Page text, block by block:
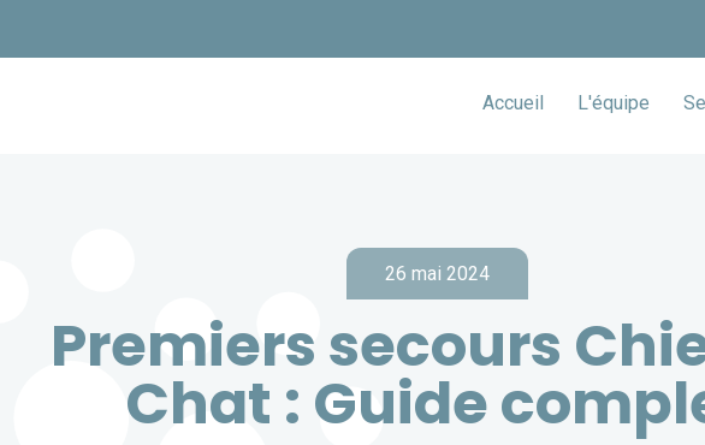
Accueil L'équipe
26 mai 2024
Premiers secours
Chat : Guide